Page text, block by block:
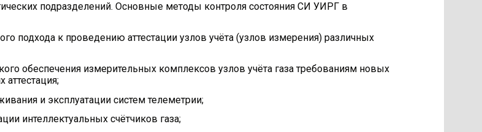
подразделений. Основные методы контроля состояния СИ УИРГ в
подхода к проведению аттестации узлов учёта (узлов измерения) различных
обеспечения измерительных комплексов узлов учёта газа требованиям новых
и эксплуатации систем телеметрии;
интеллектуальных счётчиков газа;